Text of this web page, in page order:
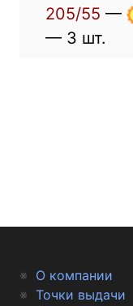
205/55 —
— 3 шт.
О компании
Точки выдачи